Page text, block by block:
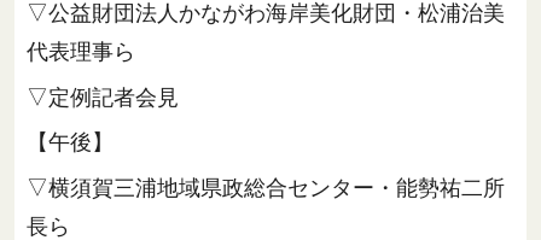
▽公益財団法人かながわ海岸美化財団・松浦治美
代表理事ら
▽定例記者会見
【午後】
▽横須賀三浦地域県政総合センター・能勢祐二所
長ら